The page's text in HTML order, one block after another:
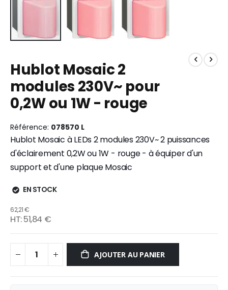
the
beginning
of
the
images
Hublot Mosaic 2
modules 230V~ pour
0,2W ou 1W - rouge
Référence 078570 L
Hublot Mosaic à LEDs 2 modules 230V~ 2 puissances
d'éclairement 0,2W ou 1W - rouge - à équiper d'un
support et d'une plaque Mosaic
EN STOCK
62,21 €
51,84 €
AJOUTER AU PANIER